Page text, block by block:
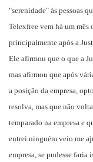
"serenidade" às pessoas
Telexfree vem há um mês
principalmente após a
Ele afirmou que o que a
mas afirmou que após
a posição da empresa,
resolva, mas que não
temparado na empresa e
entrei ninguém veio me
empresa, se pudesse faria